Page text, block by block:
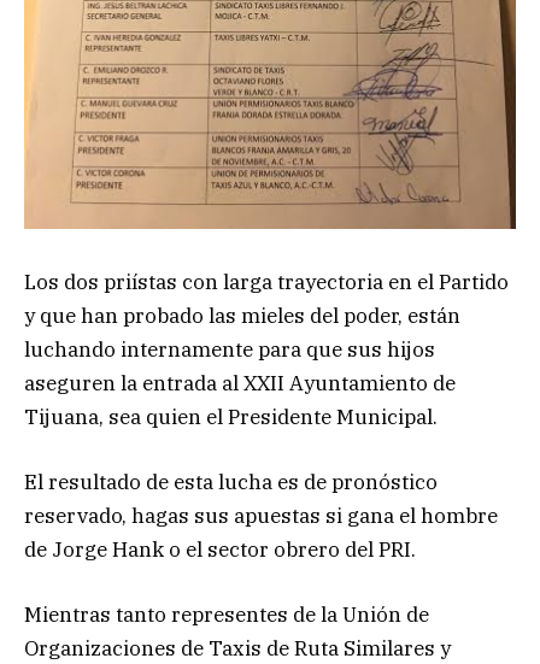
Los dos priístas con larga trayectoria en el Partido
y que han probado las mieles del poder, están
luchando internamente para que sus hijos
aseguren la entrada al XXII Ayuntamiento de
Tijuana, sea quien el Presidente Municipal.
El resultado de esta lucha es de pronóstico
reservado, hagas sus apuestas si gana el hombre
de Jorge Hank o el sector obrero del PRI.
Mientras tanto representes de la Unión de
Organizaciones de Taxis de Ruta Similares y